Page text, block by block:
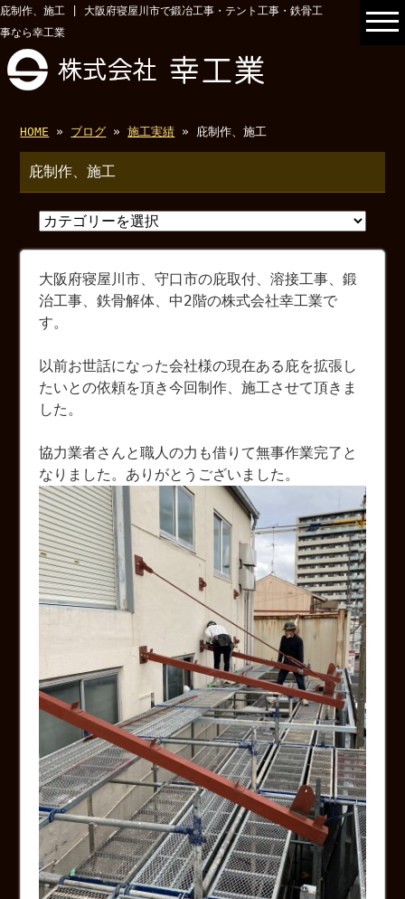
庇制作、施工 | 大阪府寝屋川市で鍛冶工事・テント工事・鉄骨工
事なら幸工業
HOME » ブログ »施工実績 » 庇制作、施工
庇制作、施工
大阪府寝屋川市、守口市の庇取付、溶接工事、鍛
治工事、鉄骨解体、中2階の株式会社幸工業で
す。
以前お世話になった会社様の現在ある庇を拡張し
たいとの依頼を頂き今回制作、施工させて頂きま
した。
協力業者さんと職人の力も借りて無事作業完了と
なりました。ありがとうございました。